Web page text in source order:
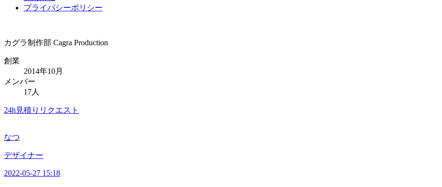
プライバシーポリシー
カグラ制作部 Cagra Production
創業
2014年10月
メンバー
17人
24h見積りリクエスト
なつ
デザイナー
2022-05-27 15:18